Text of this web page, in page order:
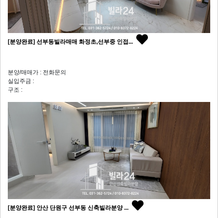
[분양완료] 선부동빌라매매 화정초,선부중 인접...
분양/매매가 : 전화문의
실입주금 :
구조 :
[분양완료] 안산 단원구 선부동 신축빌라분양 ...